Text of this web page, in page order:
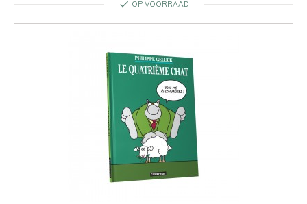
check OP VOORRAAD